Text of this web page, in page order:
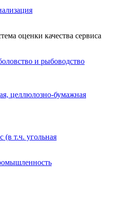
оценки качества сервиса
и рыбоводство
целлюлозно-бумажная
(в т.ч. угольная